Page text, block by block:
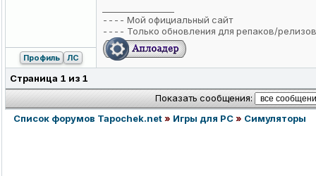
---- Мой официальный сайт
---- Только обновления для репаков/релизов
Профиль ЛС
Страница 1 из 1
Показать сообщения:
Список форумов Tapochek.net» Игры для PC» Симуляторы